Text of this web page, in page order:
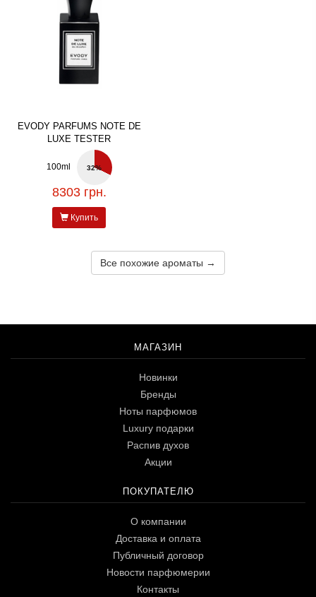
EVODY PARFUMS NOTE DE
LUXE TESTER
100ml 32%
8303 грн.
Купить
Все похожие ароматы →
МАГАЗИН
Новинки
Бренды
Ноты парфюмов
Luxury подарки
Распив духов
Акции
ПОКУПАТЕЛЮ
О компании
Доставка и оплата
Публичный договор
Новости парфюмерии
Контакты